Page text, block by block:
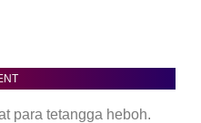
para tetangga heboh.